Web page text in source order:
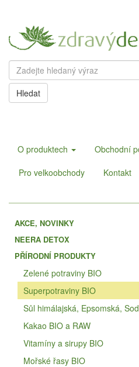
Hledat
O produktech
Obchodní
Pro velkoobchody
Kontakt
AKCE, NOVINKY
NEERA DETOX
PŘÍRODNÍ PRODUKTY
Zelené potraviny BIO
Superpotraviny BIO
Sůl himálajská, Epsomská,
Kakao BIO a RAW
Vitamíny a sirupy BIO
Mořské řasy BIO